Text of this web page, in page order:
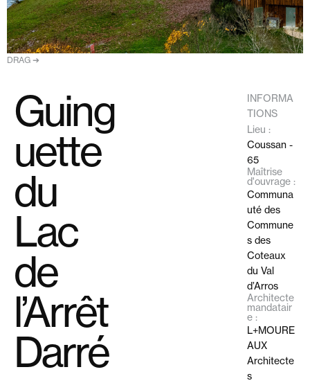
DRAG ➔
Guing
uette
du
Lac
de
l’Arrêt
Darré
INFORMA
TIONS
Lieu :
Coussan -
65
Maîtrise
d'ouvrage :
Communa
uté des
Commune
s des
Coteaux
du Val
d’Arros
Architecte
mandatair
e :
L+MOURE
AUX
Architecte
s